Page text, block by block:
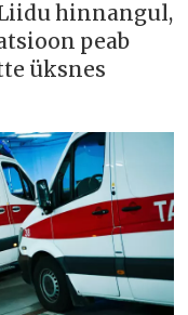
hinnangul,
peab
üksnes